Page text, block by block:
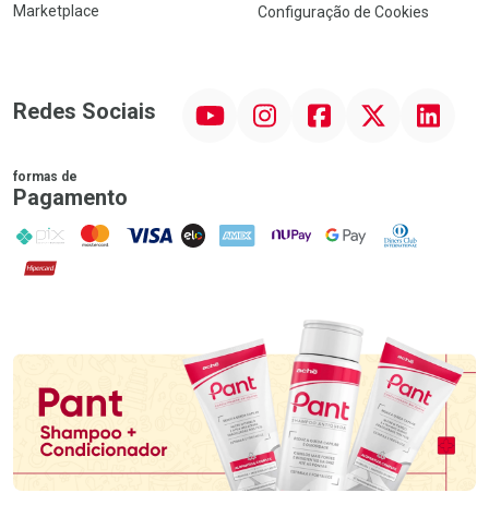
Marketplace
Configuração de Cookies
Redes Sociais InstagramFacebookTwitter Linkedin
formas de
Pagamento
PIX MasterCard
VISA ELO AMEX NuPay Google PayDiners Club
Hipercard
Promoção em Destaque